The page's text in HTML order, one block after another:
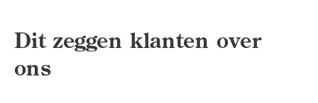
Dit zeggen klanten over
ons